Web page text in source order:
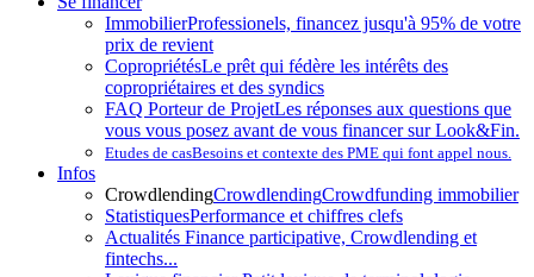
ImmobilierProfessionels, financez jusqu'à 95% de votre
prix de revient
CopropriétésLe prêt qui fédère les intérêts des
copropriétaires et des syndics
FAQ Porteur de ProjetLes réponses aux questions que
vous vous posez avant de vous financer sur Look&Fin.
Etudes de casBesoins et contexte des PME qui font appel nous.
Infos
CrowdlendingCrowdlendingCrowdfunding immobilier
StatistiquesPerformance et chiffres clefs
Actualités Finance participative, Crowdlending et
fintechs...